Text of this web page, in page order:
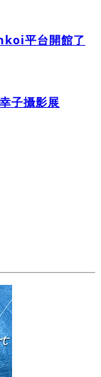
平台開館了
子攝影展